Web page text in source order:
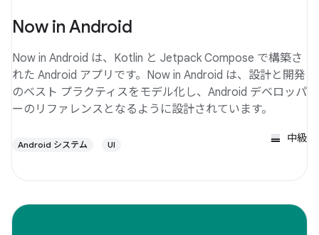
Now in Android
Now in Android は、Kotlin と Jetpack Compose で構築さ
れた Android アプリです。Now in Android は、設計と開発
のベスト プラクティスをモデル化し、Android デベロッパ
ーのリファレンスとなるように設計されています。
Android システム UI
中級